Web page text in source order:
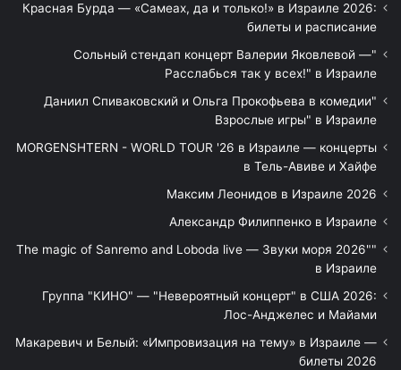
Красная Бурда — «Самеах, да и только!» в Израиле 2026:
билеты и расписание
"Сольный стендап концерт Валерии Яковлевой —
Расслабься так у всех!" в Израиле
"Даниил Спиваковский и Ольга Прокофьева в комедии
Взрослые игры" в Израиле
MORGENSHTERN - WORLD TOUR '26 в Израиле — концерты
в Тель-Авиве и Хайфе
Максим Леонидов в Израиле 2026
Александр Филиппенко в Израиле
"The magic of Sanremo and Loboda live — Звуки моря 2026"
в Израиле
Группа "КИНО" — "Невероятный концерт" в США 2026:
Лос-Анджелес и Майами
Макаревич и Белый: «Импровизация на тему» в Израиле —
билеты 2026